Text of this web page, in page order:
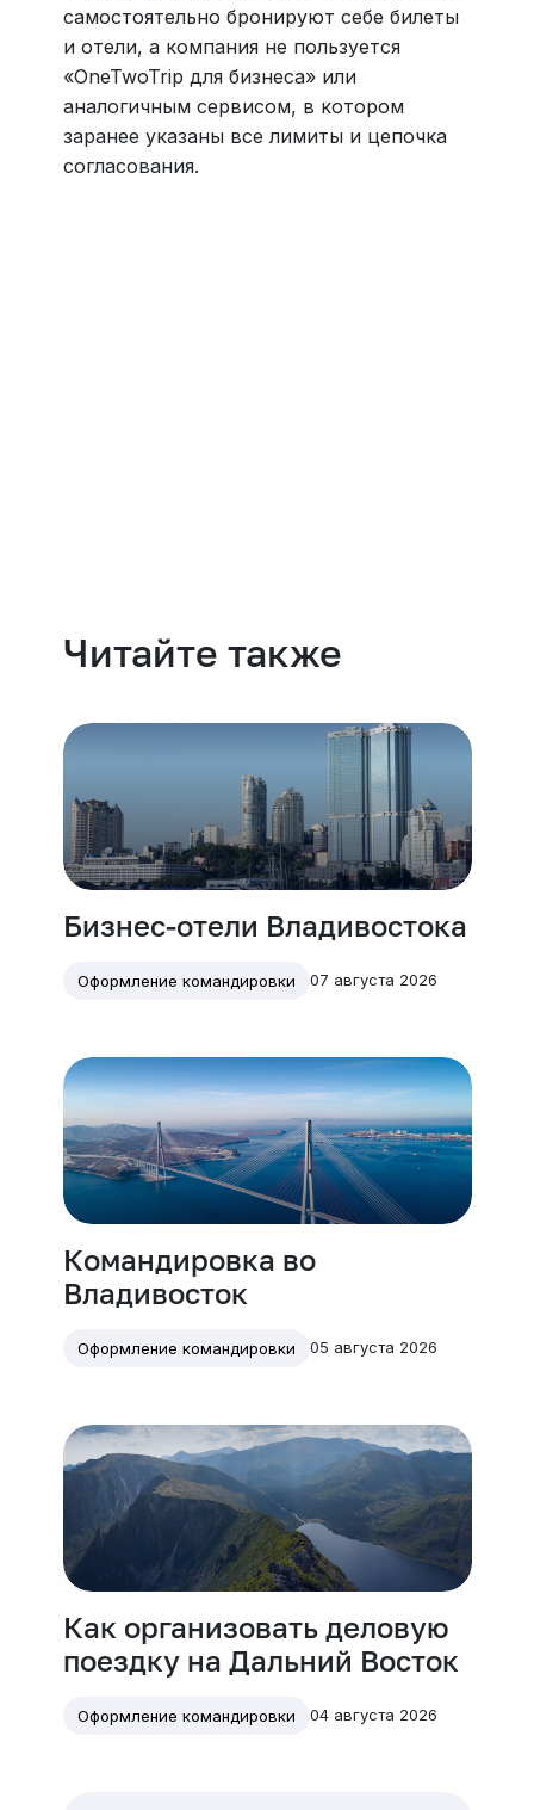
самостоятельно бронируют себе билеты
и отели, а компания не пользуется
«OneTwoTrip для бизнеса» или
аналогичным сервисом, в котором
заранее указаны все лимиты и цепочка
согласования.
Читайте также
Бизнес-отели Владивостока
Оформление командировки 07 августа 2026
Командировка во
Владивосток
Оформление командировки 05 августа 2026
Как организовать деловую
поездку на Дальний Восток
Оформление командировки 04 августа 2026